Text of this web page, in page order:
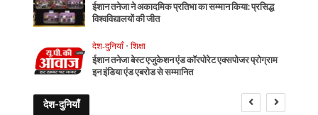
ईशान तनेजा ने अकादमिक प्रतिभा का सम्मान किया: प्रसिद्ध
विश्वविद्यालयों की जीत
देश-दुनियाँ • शिक्षा
ईशान तनेजा बेस्ट एजुकेशन एंड कॉरपोरेट एक्सपोजर प्रोग्राम
इन इंडिया एंड एबरोड से सम्मानित
देश-दुनियाँ